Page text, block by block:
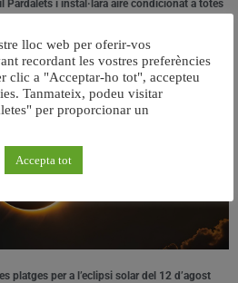
Pardalets i instal·larà aire condicionat a totes
platges per a l’eclipsi solar del 12 d’agost
lloc web per oferir-vos
recordant les vostres preferències
clic a "Acceptar-ho tot", accepteu
Tanmateix, podeu visitar
per proporcionar un
Accepta tot